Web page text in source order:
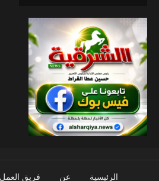
الرئيسية عن فريق العمل